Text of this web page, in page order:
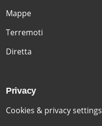
Mappe
Terremoti
Diretta
Privacy
Cookies & privacy settings